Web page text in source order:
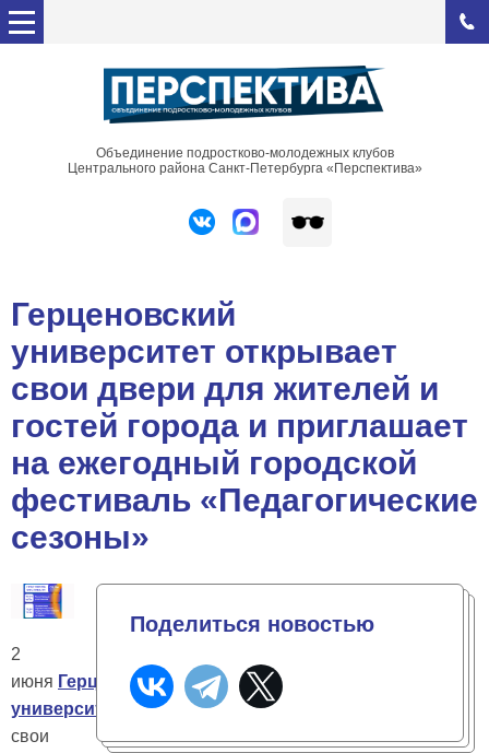
Объединение подростково-молодежных клубов
Центрального района Санкт-Петербурга «Перспектива»
Герценовский
университет открывает
свои двери для жителей и
гостей города и приглашает
на ежегодный городской
фестиваль «Педагогические
сезоны»
2
июня Герценовский
университет
открывает
свои
Поделиться новостью